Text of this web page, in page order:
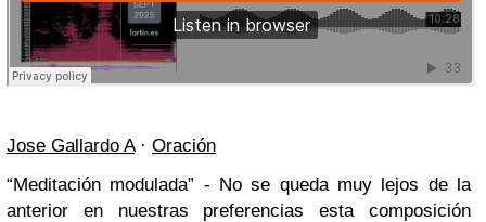
Jose Gallardo A· Oración
“Meditación modulada” - No se queda muy lejos de la
anterior en nuestras preferencias esta composición